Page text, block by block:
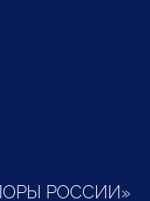
РОССИИ»